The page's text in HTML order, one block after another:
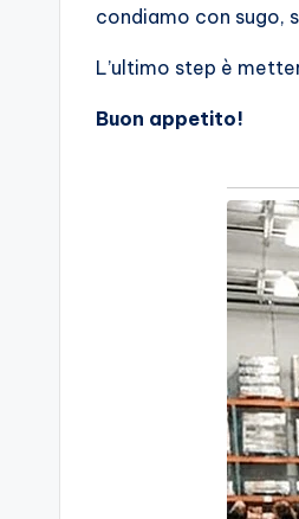
condiamo con sugo,
L’ultimo step è
Buon appetito!